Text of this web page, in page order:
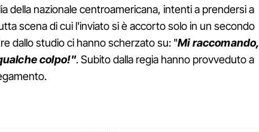
della nazionale centroamericana, intenti a prendersi a
scena di cui l'inviato si è accorto solo in un secondo
dallo studio ci hanno scherzato su: "Mi raccomando,
colpo!". Subito dalla regia hanno provveduto a